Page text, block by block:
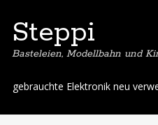
Steppi
Basteleien, Modellbahn und
Skip
content
gebrauchte Elektronik neu